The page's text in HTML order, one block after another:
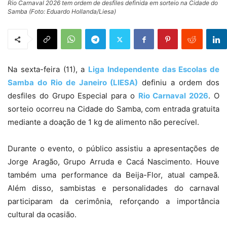
Rio Carnaval 2026 tem ordem de desfiles definida em sorteio na Cidade do
Samba (Foto: Eduardo Hollanda/Liesa)
Na sexta-feira (11), a Liga Independente das Escolas de
Samba do Rio de Janeiro (LIESA) definiu a ordem dos
desfiles do Grupo Especial para o Rio Carnaval 2026. O
sorteio ocorreu na Cidade do Samba, com entrada gratuita
mediante a doação de 1 kg de alimento não perecível.
Durante o evento, o público assistiu a apresentações de
Jorge Aragão, Grupo Arruda e Cacá Nascimento. Houve
também uma performance da Beija-Flor, atual campeã.
Além disso, sambistas e personalidades do carnaval
participaram da cerimônia, reforçando a importância
cultural da ocasião.